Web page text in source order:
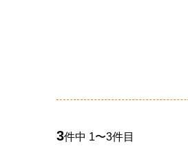
3件中 1〜3件目